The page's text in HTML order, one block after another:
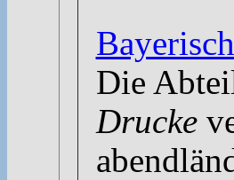
Die
Drucke